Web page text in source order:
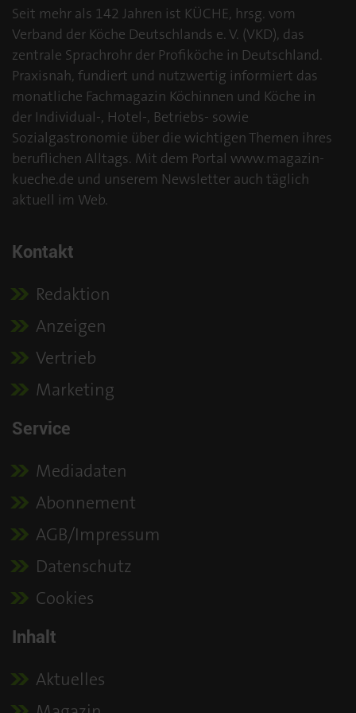
Seit mehr als 142 Jahren ist KÜCHE, hrsg. vom
Verband der Köche Deutschlands e. V. (VKD), das
zentrale Sprachrohr der Profiköche in Deutschland.
Praxisnah, fundiert und nutzwertig informiert das
monatliche Fachmagazin Köchinnen und Köche in
der Individual-, Hotel-, Betriebs- sowie
Sozialgastronomie über die wichtigen Themen ihres
beruflichen Alltags. Mit dem Portal www.magazin-
kueche.de und unserem Newsletter auch täglich
aktuell im Web.
Kontakt
Redaktion
Anzeigen
Vertrieb
Marketing
Service
Mediadaten
Abonnement
AGB/Impressum
Datenschutz
Cookies
Inhalt
Aktuelles